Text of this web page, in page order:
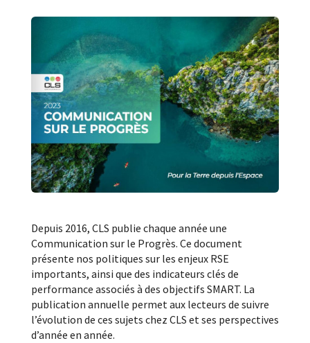
Depuis 2016, CLS publie chaque année une
Communication sur le Progrès. Ce document
présente nos politiques sur les enjeux RSE
importants, ainsi que des indicateurs clés de
performance associés à des objectifs SMART. La
publication annuelle permet aux lecteurs de suivre
l’évolution de ces sujets chez CLS et ses perspectives
d’année en année.